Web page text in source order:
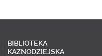
BIBLIOTEKA
KAZNODZIEJSKA